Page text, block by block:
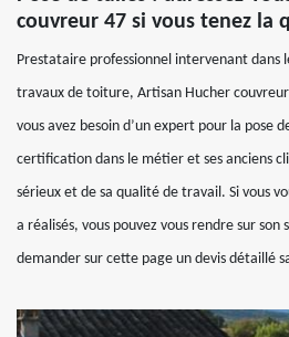
couvreur 47 si vous tenez la
Prestataire professionnel intervenant dans
travaux de toiture, Artisan Hucher
vous avez besoin d’un expert pour la pose
certification dans le métier et ses anciens
sérieux et de sa qualité de travail. Si vous
a réalisés, vous pouvez vous rendre sur
demander sur cette page un devis détaillé